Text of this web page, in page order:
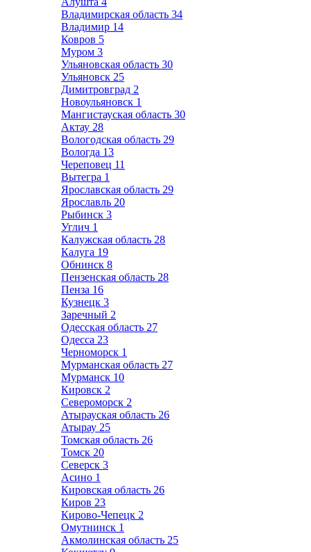
Владимирская область 34
Владимир 14
Ковров 5
Муром 3
Ульяновская область 30
Ульяновск 25
Димитровград 2
Новоульяновск 1
Мангистауская область 30
Актау 28
Вологодская область 29
Вологда 13
Череповец 11
Вытегра 1
Ярославская область 29
Ярославль 20
Рыбинск 3
Углич 1
Калужская область 28
Калуга 19
Обнинск 8
Пензенская область 28
Пенза 16
Кузнецк 3
Заречный 2
Одесская область 27
Одесса 23
Черноморск 1
Мурманская область 27
Мурманск 10
Кировск 2
Североморск 2
Атырауская область 26
Атырау 25
Томская область 26
Томск 20
Северск 3
Асино 1
Кировская область 26
Киров 23
Кирово-Чепецк 2
Омутнинск 1
Акмолинская область 25